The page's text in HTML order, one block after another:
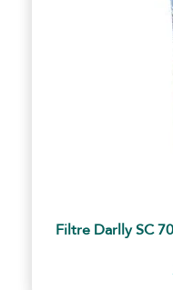
Filtre Darlly SC